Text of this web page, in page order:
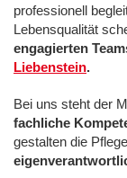
professionell
Lebensqualität
engagierten
Liebenstein.
Bei uns steht der
fachliche
gestalten die